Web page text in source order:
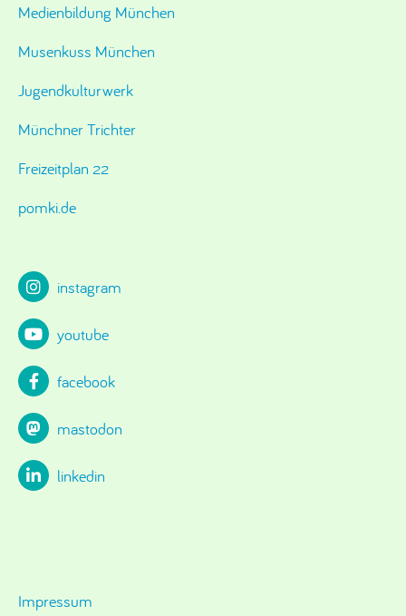
Medienbildung München
Musenkuss München
Jugendkulturwerk
Münchner Trichter
Freizeitplan 22
pomki.de
instagram
youtube
facebook
mastodon
linkedin
Impressum